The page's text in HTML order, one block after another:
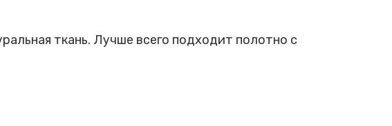
ткань. Лучше всего подходит полотно с